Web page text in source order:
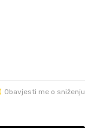
Obavjesti me o sniženju